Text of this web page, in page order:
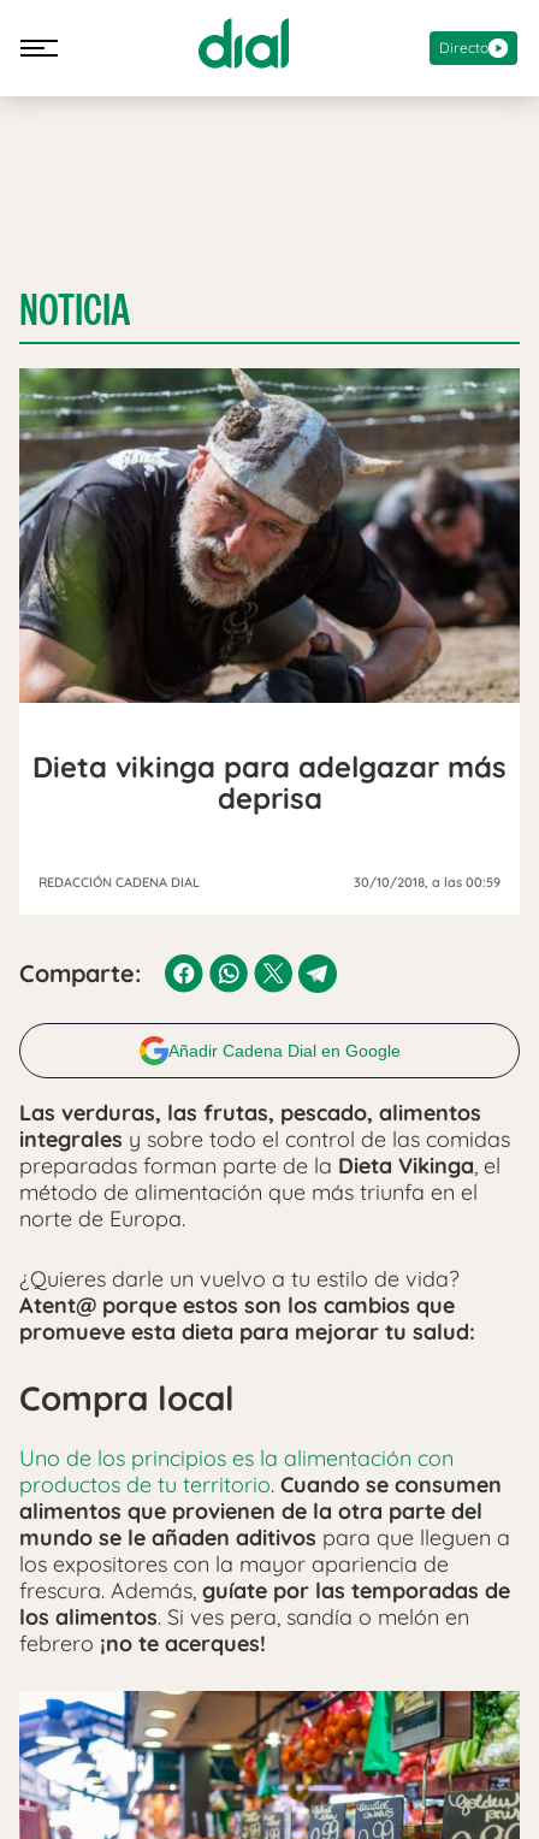
Directo
NOTICIA
Dieta vikinga para adelgazar más
deprisa
REDACCIÓN CADENA DIAL 30/10/2018 , a las 00:59
Comparte:
Añadir Cadena Dial en Google
Las verduras, las frutas, pescado, alimentos
integrales y sobre todo el control de las comidas
preparadas forman parte de la Dieta Vikinga, el
método de alimentación que más triunfa en el
norte de Europa.
¿Quieres darle un vuelvo a tu estilo de vida?
Atent@ porque estos son los cambios que
promueve esta dieta para mejorar tu salud:
Compra local
Uno de los principios es la alimentación con
productos de tu territorio. Cuando se consumen
alimentos que provienen de la otra parte del
mundo se le añaden aditivos para que lleguen a
los expositores con la mayor apariencia de
frescura. Además, guíate por las temporadas de
los alimentos. Si ves pera, sandía o melón en
febrero ¡no te acerques!